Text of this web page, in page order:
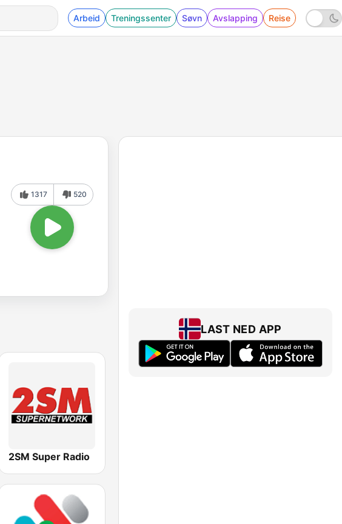
Arbeid Treningssenter Søvn Avslapping Reise
1317 520
2SM Super Radio
LAST NED APP